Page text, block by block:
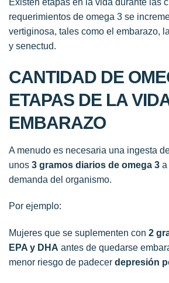
requerimientos de omega 3 se
vertiginosa, tales como el embarazo,
y senectud.
CANTIDAD DE
ETAPAS DE LA
EMBARAZO
A menudo es necesaria una ingesta
unos 3 gramos diarios de omega 3 a
demanda del organismo.
Por ejemplo:
Mujeres que se suplementen con 2
EPA y DHA antes de quedarse
menor riesgo de padecer depresión